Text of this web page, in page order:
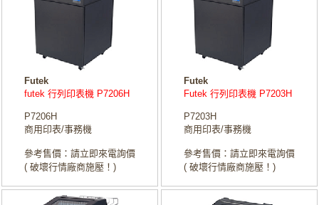
Futek
futek 行列印表機 P7206H
P7206H
商用印表/事務機
參考售價：請立即來電詢價
( 破壞行情廠商施壓！)
Futek
Futek 行列印表機 P7203H
P7203H
商用印表/事務機
參考售價：請立即來電詢價
( 破壞行情廠商施壓！)